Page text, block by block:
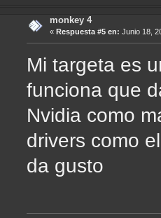
monkey 4
« Respuesta #5 en: Junio 18,
Mi targeta es
funciona que
Nvidia como
drivers como
da gusto